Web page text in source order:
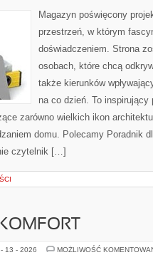
Magazyn poświęcony
przestrzeń, w którym
doświadczeniem. Strona
osobach, które chcą
także kierunków
na co dzień. To
zarówno wielkich ikon
domu. Polecamy Poradnik
czytelnik […]
13 - 2026 MOŻLIWOŚĆ